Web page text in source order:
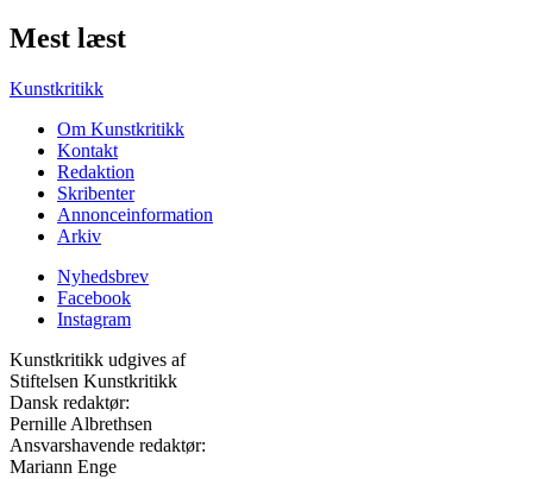
Mest læst
Kunstkritikk
Om Kunstkritikk
Kontakt
Redaktion
Skribenter
Annonceinformation
Arkiv
Nyhedsbrev
Facebook
Instagram
Kunstkritikk udgives af
Stiftelsen Kunstkritikk
Dansk redaktør:
Pernille Albrethsen
Ansvarshavende redaktør:
Mariann Enge